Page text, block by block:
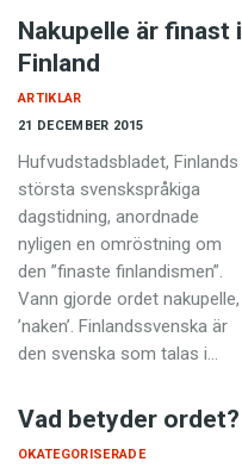
Nakupelle är finast i
Finland
21 DECEMBER 2015
ARTIKLAR
Hufvudstadsbladet, Finlands
största svenskspråkiga
dagstidning, anordnade
nyligen en omröstning om
den ”finaste finlandismen”.
Vann gjorde ordet nakupelle,
’naken’. Finlandssvenska är
den svenska som talas i…
Vad betyder ordet?
OKATEGORISERADE